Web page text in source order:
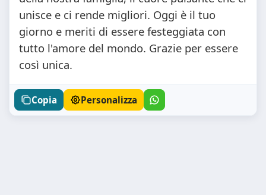
unisce e ci rende migliori. Oggi è il tuo
giorno e meriti di essere festeggiata con
tutto l'amore del mondo. Grazie per essere
così unica.
Copia Personalizza